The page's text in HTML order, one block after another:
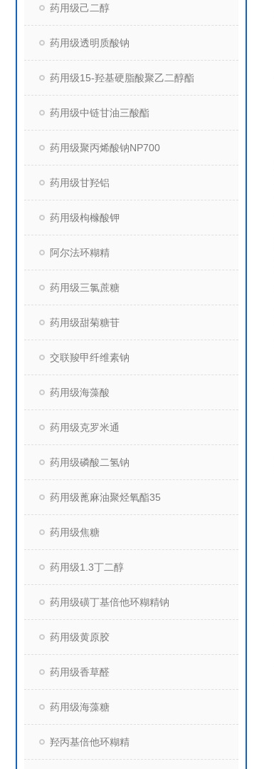
药用级己二醇
药用级透明质酸钠
药用级15-羟基硬脂酸聚乙二醇酯
药用级中链甘油三酸酯
药用级聚丙烯酸钠NP700
药用级甘羟铝
药用级枸橼酸钾
阿尔法环糊精
药用级三氯蔗糖
药用级甜菊糖苷
交联羧甲纤维素钠
药用级海藻酸
药用级克罗米通
药用级磷酸二氢钠
药用级蓖麻油聚烃氧酯35
药用级焦糖
药用级1.3丁二醇
药用级磺丁基倍他环糊精钠
药用级黄原胶
药用级香草醛
药用级海藻糖
羟丙基倍他环糊精